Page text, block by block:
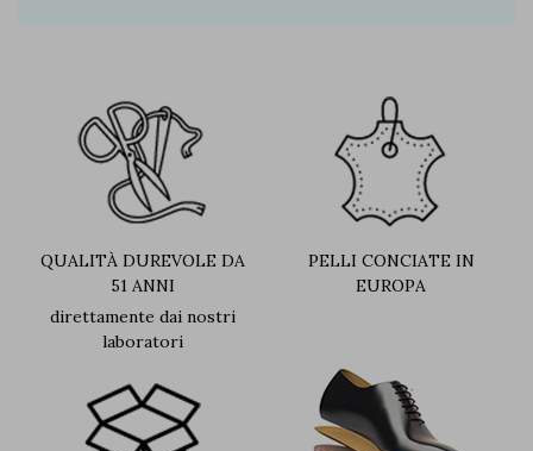
QUALITÀ DUREVOLE DA
51 ANNI
direttamente dai nostri
laboratori
PELLI CONCIATE IN
EUROPA